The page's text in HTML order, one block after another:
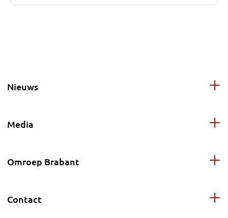
Nieuws
Media
Omroep Brabant
Contact